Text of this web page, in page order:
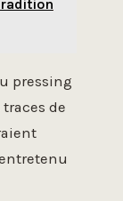
pressing
de